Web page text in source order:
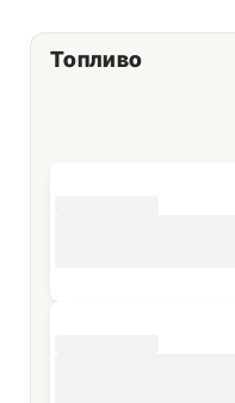
Топливо